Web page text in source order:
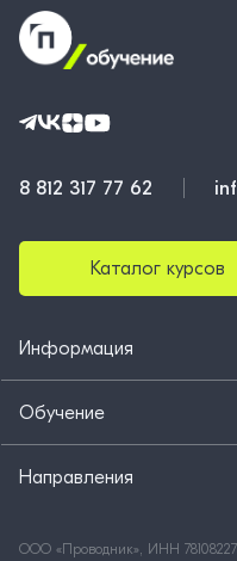
8 812 317 77 62
Каталог курсов
Информация
Обучение
Направления
ООО «Проводник», ИНН